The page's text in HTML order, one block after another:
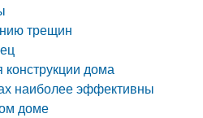
трещин
дома
наиболее эффективны
доме